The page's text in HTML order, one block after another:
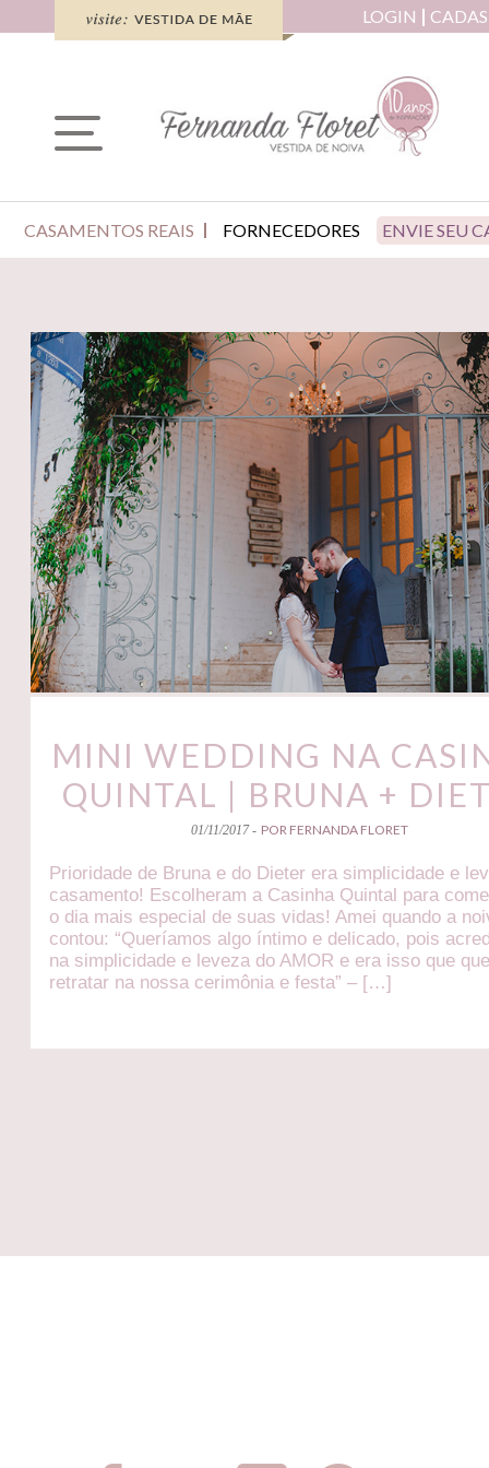
LOGIN
CASAMENTOS REAIS FORNECEDORES ENVIE SEU
MINI WEDDING NA
QUINTAL | BRUNA +
01/11/2017 - POR FERNANDA FLORET
Prioridade de Bruna e do Dieter era simplicidade e
casamento! Escolheram a Casinha Quintal para
o dia mais especial de suas vidas! Amei quando a
contou: “Queríamos algo íntimo e delicado, pois
na simplicidade e leveza do AMOR e era isso que
retratar na nossa cerimônia e festa” – […]